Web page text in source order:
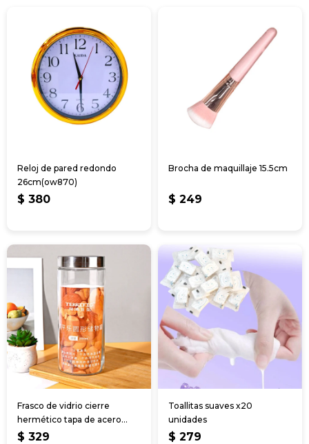
Reloj de pared redondo
26cm(ow870)
$ 380
Brocha de maquillaje 15.5cm
$ 249
Frasco de vidrio cierre
hermético tapa de acero
2000ml
$ 329
Toallitas suaves x20
unidades
$ 279